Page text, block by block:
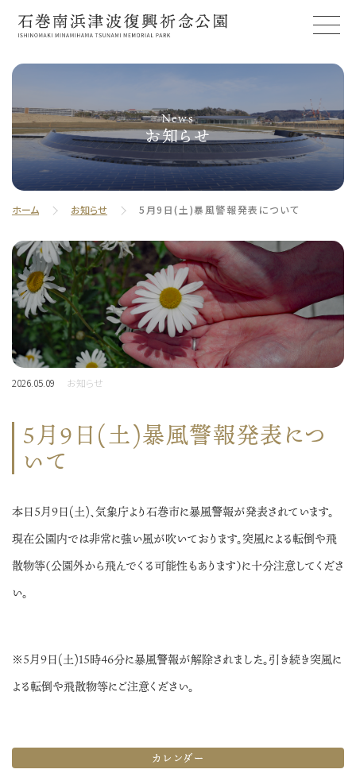
News
お知らせ
ホーム お知らせ 5月9日(土)暴風警報発表について
2026.05.09 お知らせ
5月9日(土)暴風警報発表につ
いて
本日5月9日(土)、気象庁より石巻市に暴風警報が発表されています。
現在公園内では非常に強い風が吹いております。突風による転倒や飛
散物等（公園外から飛んでくる可能性もあります）に十分注意してくださ
い。
※5月9日(土)15時46分に暴風警報が解除されました。引き続き突風に
よる転倒や飛散物等にご注意ください。
カレンダー